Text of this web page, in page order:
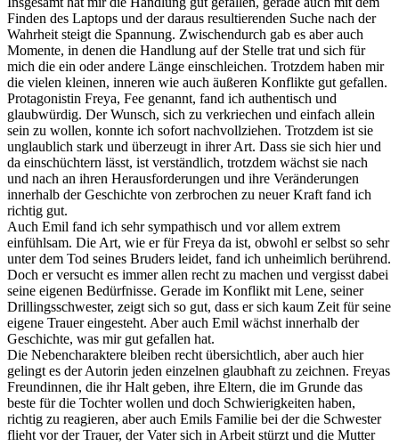
Finden des Laptops und der daraus resultierenden Suche nach der
Wahrheit steigt die Spannung. Zwischendurch gab es aber auch
Momente, in denen die Handlung auf der Stelle trat und sich für
mich die ein oder andere Länge einschleichen. Trotzdem haben mir
die vielen kleinen, inneren wie auch äußeren Konflikte gut gefallen.
Protagonistin Freya, Fee genannt, fand ich authentisch und
glaubwürdig. Der Wunsch, sich zu verkriechen und einfach allein
sein zu wollen, konnte ich sofort nachvollziehen. Trotzdem ist sie
unglaublich stark und überzeugt in ihrer Art. Dass sie sich hier und
da einschüchtern lässt, ist verständlich, trotzdem wächst sie nach
und nach an ihren Herausforderungen und ihre Veränderungen
innerhalb der Geschichte von zerbrochen zu neuer Kraft fand ich
richtig gut.
Auch Emil fand ich sehr sympathisch und vor allem extrem
einfühlsam. Die Art, wie er für Freya da ist, obwohl er selbst so sehr
unter dem Tod seines Bruders leidet, fand ich unheimlich berührend.
Doch er versucht es immer allen recht zu machen und vergisst dabei
seine eigenen Bedürfnisse. Gerade im Konflikt mit Lene, seiner
Drillingsschwester, zeigt sich so gut, dass er sich kaum Zeit für seine
eigene Trauer eingesteht. Aber auch Emil wächst innerhalb der
Geschichte, was mir gut gefallen hat.
Die Nebencharaktere bleiben recht übersichtlich, aber auch hier
gelingt es der Autorin jeden einzelnen glaubhaft zu zeichnen. Freyas
Freundinnen, die ihr Halt geben, ihre Eltern, die im Grunde das
beste für die Tochter wollen und doch Schwierigkeiten haben,
richtig zu reagieren, aber auch Emils Familie bei der die Schwester
flieht vor der Trauer, der Vater sich in Arbeit stürzt und die Mutter